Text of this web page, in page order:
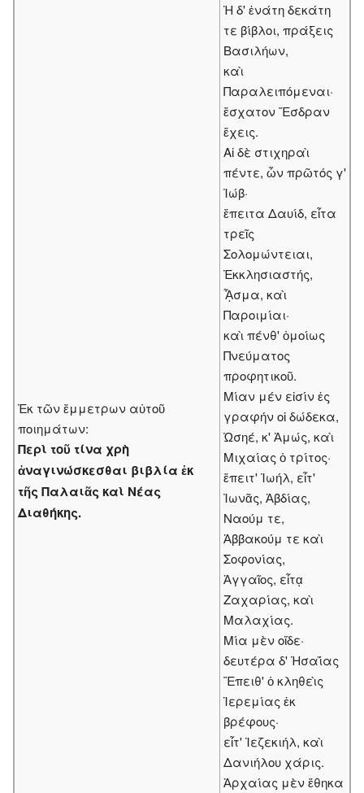
Ἐκ τῶν ἔμμετρων αὐτοῦ
ποιημάτων:
Περὶ τοῦ τίνα χρὴ
ἀναγινώσκεσθαι βιβλία ἐκ
τῆς Παλαιᾶς καὶ Νέας
Διαθήκης.
Ἡ δ' ἐνάτη δεκάτη
τε βίβλοι, πράξεις
Βασιλήων,
καὶ
Παραλειπόμεναι·
ἔσχατον Ἔσδραν
ἔχεις.
Αἱ δὲ στιχηραὶ
πέντε, ὧν πρῶτός γ'
Ἰώβ·
ἔπειτα Δαυίδ, εἶτα
τρεῖς
Σολομώντειαι,
Ἐκκλησιαστής,
ᾎσμα, καὶ
Παροιμίαι·
καὶ πένθ' ὁμοίως
Πνεύματος
προφητικοῦ.
Μίαν μέν εἰσίν ἐς
γραφήν οἱ δώδεκα,
Ὠσηέ, κ' Ἀμώς, καὶ
Μιχαίας ὁ τρίτος·
ἔπειτ' Ἰωήλ, εἶτ'
Ἰωνᾶς, Ἀβδίας,
Ναούμ τε,
Ἀββακούμ τε καὶ
Σοφονίας,
Ἀγγαῖος, εἶτᾳ
Ζαχαρίας, καὶ
Μαλαχίας.
Μία μὲν οἵδε·
δευτέρα δ' Ἡσαΐας
Ἔπειθ' ὁ κληθεὶς
Ἱερεμίας ἐκ
βρέφους·
εἶτ' Ἰεζεκιήλ, καὶ
Δανιήλου χάρις.
Ἀρχαίας μὲν ἔθηκα